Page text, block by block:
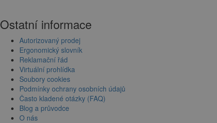
Ostatní informace
Autorizovaný prodej
Ergonomický slovník
Reklamační řád
Virtuální prohlídka
Soubory cookies
Podmínky ochrany osobních údajů
Často kladené otázky (FAQ)
Blog a průvodce
O nás